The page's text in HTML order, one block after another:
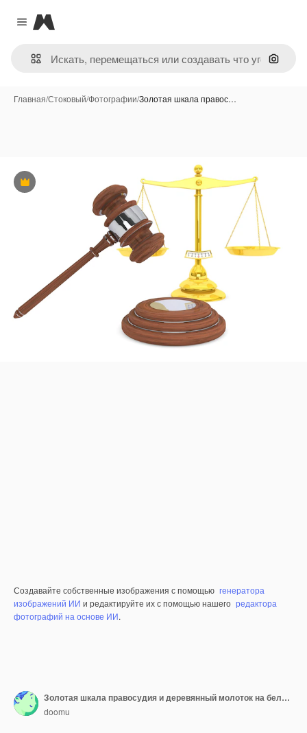
Close menu
Magnific
Поиск
Главная/Стоковый/Фотографии/Золотая шкала правос…
Премиум
Создавайте собственные изображения с помощью генератора
изображений ИИ и редактируйте их с помощью нашего редактора
фотографий на основе ИИ.
Золотая шкала правосудия и деревянный молоток на белом фоне
doomu